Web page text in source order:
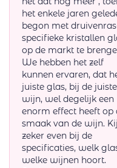
het enkele jaren
begon met
specifieke kristallen
op de markt te
We hebben het zelf
kunnen ervaren, dat
juiste glas, bij de juiste
wijn, wel degelijk een
enorm effect heeft op
smaak van de wijn.
zeker even bij de
specificaties, welk
welke wijnen hoort.